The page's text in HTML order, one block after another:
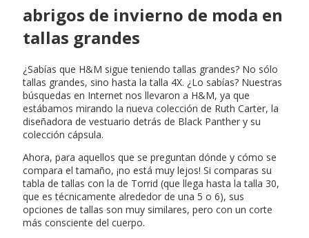
abrigos de invierno de moda en
tallas grandes
¿Sabías que H&M sigue teniendo tallas grandes? No sólo
tallas grandes, sino hasta la talla 4X. ¿Lo sabías? Nuestras
búsquedas en Internet nos llevaron a H&M, ya que
estábamos mirando la nueva colección de Ruth Carter, la
diseñadora de vestuario detrás de Black Panther y su
colección cápsula.
Ahora, para aquellos que se preguntan dónde y cómo se
compara el tamaño, ¡no está muy lejos! Si comparas su
tabla de tallas con la de Torrid (que llega hasta la talla 30,
que es técnicamente alrededor de una 5 o 6), sus
opciones de tallas son muy similares, pero con un corte
más consciente del cuerpo.